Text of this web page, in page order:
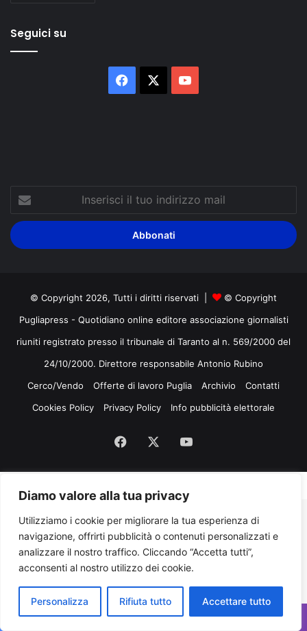
Diamo valore alla tua privacy
Utilizziamo i cookie per migliorare la tua esperienza di
navigazione, offrirti pubblicità o contenuti personalizzati e
analizzare il nostro traffico. Cliccando “Accetta tutti”,
acconsenti al nostro utilizzo dei cookie.
Personalizza Rifiuta tutto Accettare tutto
Seguici su
Facebook
tuo
indirizzo
mail
© Copyright 2026, Tutti i diritti riservati |
© Copyright
Pugliapress - Quotidiano online editore associazione giornalisti
riuniti registrato presso il tribunale di Taranto al n. 569/2000 del
24/10/2000. Direttore responsabile Antonio Rubino
Cerco/Vendo
Offerte di lavoro Puglia Archivio
Contatti
Cookies Policy
Privacy Policy Info pubblicità elettorale
Facebook
Tube